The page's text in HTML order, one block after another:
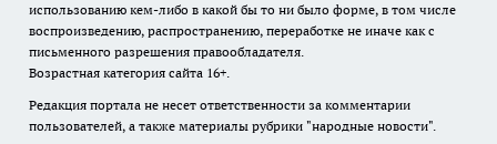
использованию кем-либо в какой бы то ни было форме, в том числе
воспроизведению, распространению, переработке не иначе как с
письменного разрешения правообладателя.
Возрастная категория сайта 16+.
Редакция портала не несет ответственности за комментарии
пользователей, а также материалы рубрики "народные новости".